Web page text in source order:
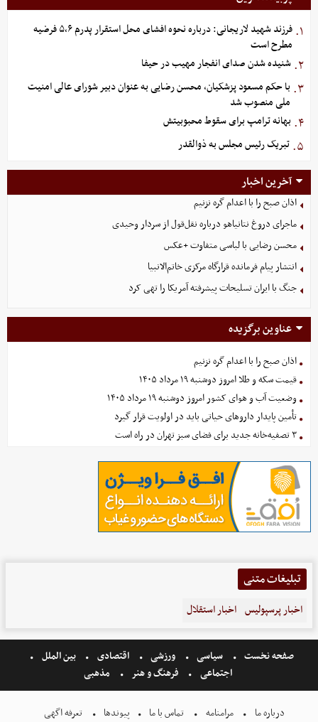
۱.
فرزند شهید لاریجانی: درباره نحوه افشای محل استقرار پدرم ۵،۶ فرضیه
مطرح است
۲. شنیده شدن صدای انفجار مهیب در حیفا
۳. با حکم مسعود پزشکیان، محسن رضایی به عنوان دبیر شورای عالی امنیت
ملی منصوب شد
۴. بهانه ترامپ برای سقوط محبوبیتش
۵. تبریک رئیس مجلس به ذوالقدر
آخرین اخبار
اذان صبح را با اعدام گره نزنیم
ماجرای دروغ نتانیاهو درباره نقل‌قول از سردار وحیدی
محسن رضایی با لباسی متفاوت +عکس
انتشار پیام فرمانده قرارگاه مرکزی خاتم‌الانبیا
جنگ با ایران تسلیحات پیشرفته آمریکا را تهی کرد
عناوین برگزیده
اذان صبح را با اعدام گره نزنیم
قیمت سکه و طلا امروز دوشنبه ۱۹ مرداد ۱۴۰۵
وضعیت آب و هوای کشور امروز دوشنبه ۱۹ مرداد ۱۴۰۵
تأمین پایدار داروهای حیاتی باید در اولویت قرار گیرد
۳ تصفیه‌خانه جدید برای فضای سبز تهران در راه است
تبلیغات متنی
اخبار پرسپولیس اخبار استقلال
صفحه نخست سیاسی ورزشی اقتصادی
بین الملل
اجتماعی
فرهنگ و هنر مذهبی
درباره ما مرامنامه تماس با ما پیوندها تعرفه اگهی